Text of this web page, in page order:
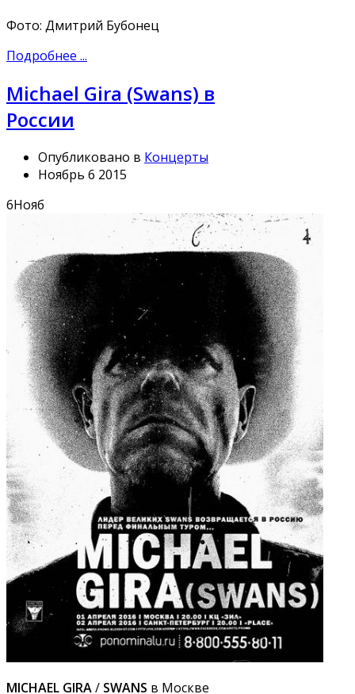
Фото: Дмитрий Бубонец
Подробнее ...
Michael Gira (Swans) в
России
Опубликовано в Концерты
Ноябрь 6 2015
6Нояб
MICHAEL GIRA/ SWANS в Москве